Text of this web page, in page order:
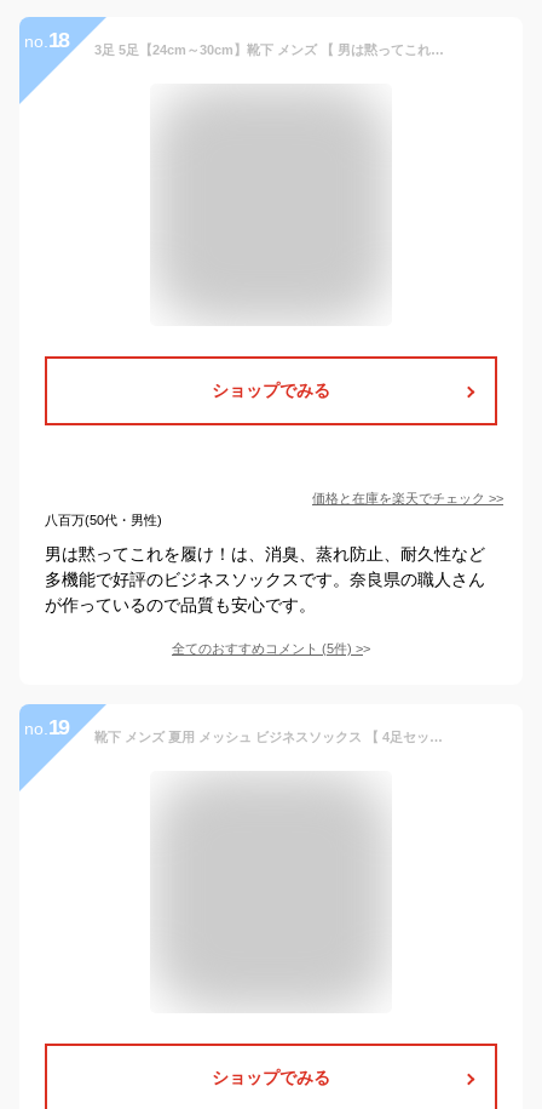
no. 18 3足 5足【24cm～30cm】靴下 メンズ 【 男は黙ってこれを履け！ 】 日本製 消臭靴下 蒸れない靴下 セット 綿100% 消臭 防臭 臭わない ビジネス ソックス 黒 ビジネスソックス 蒸れない 臭い 足の臭い 臭く ならない 涼しい 破れにくい 丈夫な靴下 綿100 24-27cm 大きいサイズ
ショップでみる
価格と在庫を楽天でチェック >>
八百万(50代・男性)
男は黙ってこれを履け！は、消臭、蒸れ防止、耐久性など
多機能で好評のビジネスソックスです。奈良県の職人さん
が作っているので品質も安心です。
全てのおすすめコメント (5件) >
no. 19 靴下 メンズ 夏用 メッシュ ビジネスソックス 【 4足セット 】 シンプル モノトーン クルー丈 薄手 25〜26cm 涼しい 蒸れない
ショップでみる